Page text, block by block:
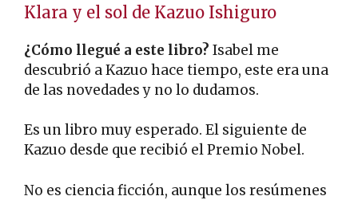
Klara y el sol de Kazuo Ishiguro
¿Cómo llegué a este libro? Isabel me
descubrió a Kazuo hace tiempo, este era una
de las novedades y no lo dudamos.
Es un libro muy esperado. El siguiente de
Kazuo desde que recibió el Premio Nobel.
No es ciencia ficción, aunque los resúmenes